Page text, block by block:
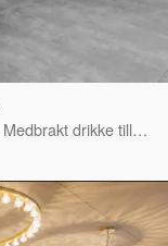
Medbrakt drikke tillatt